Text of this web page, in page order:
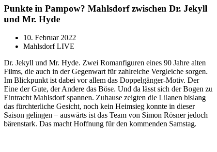
Punkte in Pampow? Mahlsdorf zwischen Dr. Jekyll
und Mr. Hyde
10. Februar 2022
Mahlsdorf LIVE
Dr. Jekyll und Mr. Hyde. Zwei Romanfiguren eines 90 Jahre alten
Films, die auch in der Gegenwart für zahlreiche Vergleiche sorgen.
Im Blickpunkt ist dabei vor allem das Doppelgänger-Motiv. Der
Eine der Gute, der Andere das Böse. Und da lässt sich der Bogen zu
Eintracht Mahlsdorf spannen. Zuhause zeigten die Lilanen bislang
das fürchterliche Gesicht, noch kein Heimsieg konnte in dieser
Saison gelingen – auswärts ist das Team von Simon Rösner jedoch
bärenstark. Das macht Hoffnung für den kommenden Samstag.